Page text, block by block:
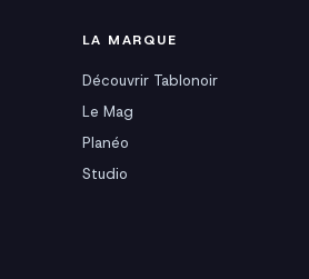
LA MARQUE
Découvrir Tablonoir
Le Mag
Planéo
Studio